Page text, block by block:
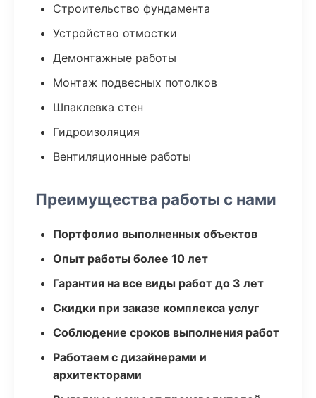
Строительство фундамента
Устройство отмостки
Демонтажные работы
Монтаж подвесных потолков
Шпаклевка стен
Гидроизоляция
Вентиляционные работы
Преимущества работы с нами
Портфолио выполненных объектов
Опыт работы более 10 лет
Гарантия на все виды работ до 3 лет
Скидки при заказе комплекса услуг
Соблюдение сроков выполнения работ
Работаем с дизайнерами и
архитекторами